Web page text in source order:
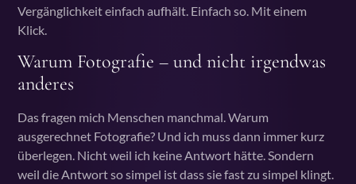
Vergänglichkeit einfach aufhält. Einfach so. Mit einem
Klick.
Warum Fotografie – und nicht irgendwas
anderes
Das fragen mich Menschen manchmal. Warum
ausgerechnet Fotografie? Und ich muss dann immer kurz
überlegen. Nicht weil ich keine Antwort hätte. Sondern
weil die Antwort so simpel ist dass sie fast zu simpel klingt.